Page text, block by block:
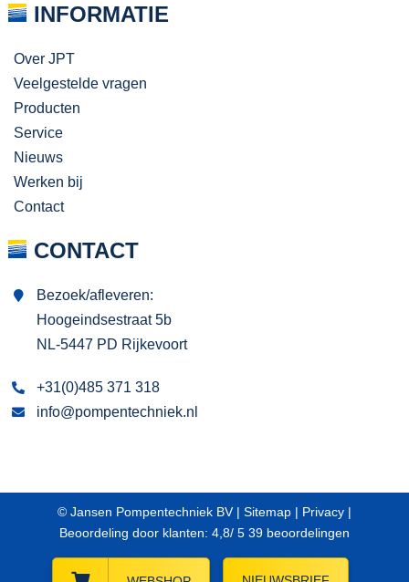
INFORMATIE
Over JPT
Veelgestelde vragen
Producten
Service
Nieuws
Werken bij
Contact
CONTACT
Bezoek/afleveren:
Hoogeindsestraat 5b
NL-5447 PD Rijkevoort
+31(0)485 371 318
info@pompentechniek.nl
© Jansen Pompentechniek BV | Sitemap | Privacy |
Beoordeling door klanten: 4,8/ 5 39 beoordelingen